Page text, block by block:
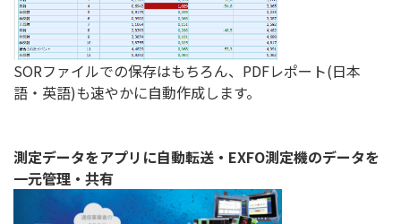
SORファイルでの保存はもちろん、PDFレポート(日本
語・英語)も速やかに自動作成します。
測定データをアプリに自動転送・EXFO測定機のデータを
一元管理・共有